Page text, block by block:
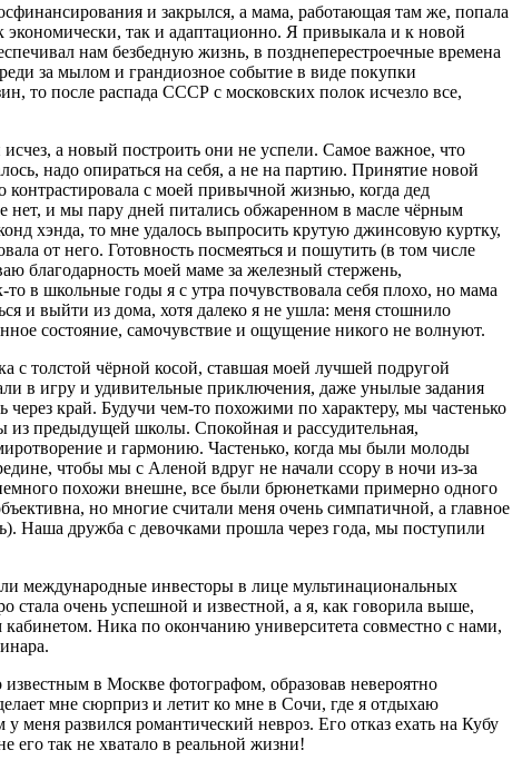
и закрылся, а мама, работающая там же, попала
так и адаптационно. Я привыкала и к новой
нам безбедную жизнь, в позднеперестроечные времена
за мылом и грандиозное событие в виде покупки
то после распада СССР с московских полок исчезло все,
а новый построить они не успели. Самое важное, что
надо опираться на себя, а не на партию. Принятие новой
контрастировала с моей привычной жизнью, когда дед
и мы пару дней питались обжаренном в масле чёрным
хэнда, то мне удалось выпросить крутую джинсовую куртку,
от него. Готовность посмеяться и пошутить (в том числе
благодарность моей маме за железный стержень,
в школьные годы я с утра почувствовала себя плохо, но мама
и выйти из дома, хотя далеко я не ушла: меня стошнило
состояние, самочувствие и ощущение никого не волнуют.
с толстой чёрной косой, ставшая моей лучшей подругой
в игру и удивительные приключения, даже унылые задания
край. Будучи чем-то похожими по характеру, мы частенько
предыдущей школы. Спокойная и рассудительная,
и гармонию. Частенько, когда мы были молоды
чтобы мы с Аленой вдруг не начали ссору в ночи из-за
похожи внешне, все были брюнетками примерно одного
но многие считали меня очень симпатичной, а главное
Наша дружба с девочками прошла через года, мы поступили
международные инвесторы в лице мультинациональных
стала очень успешной и известной, а я, как говорила выше,
Ника по окончанию университета совместно с нами,
известным в Москве фотографом, образовав невероятно
мне сюрприз и летит ко мне в Сочи, где я отдыхаю
развился романтический невроз. Его отказ ехать на Кубу
так не хватало в реальной жизни!